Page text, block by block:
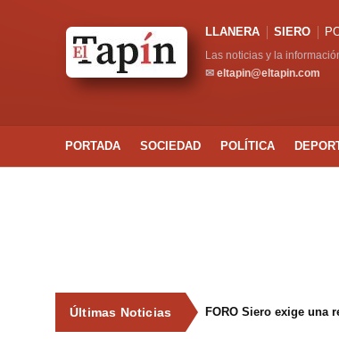
LLANERA SIERO
Las noticias y la
✉ eltapin@eltapin.com
PORTADA SOCIEDAD POLÍTICA
Últimas Noticias FORO Siero exige una